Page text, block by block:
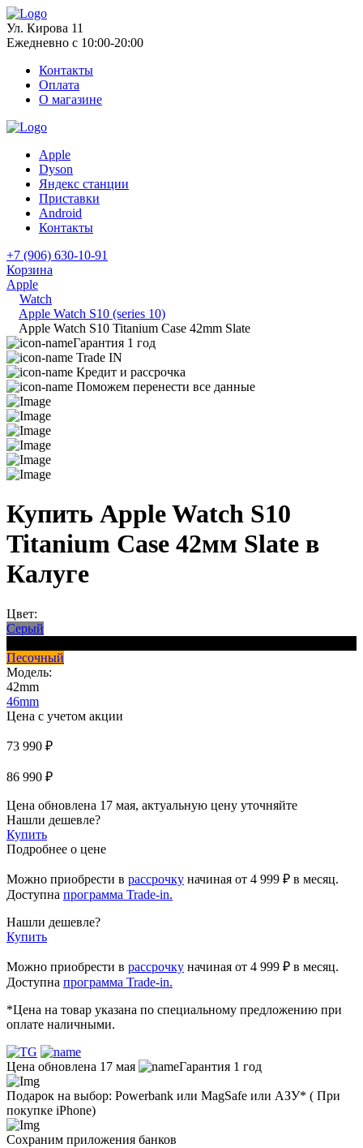
Ул. Кирова 11
Ежедневно с 10:00-20:00
Контакты
Оплата
О магазине
Apple
Dyson
Яндекс станции
Приставки
Android
Контакты
+7 (906) 630-10-91
Корзина
Apple
Watch
Apple Watch S10 (series 10)
Apple Watch S10 Titanium Case 42mm Slate
Гарантия 1 год
Trade IN
Кредит и рассрочка
Поможем перенести все данные
Купить Apple Watch S10
Titanium Case 42мм Slate в
Калуге
Цвет:
Серый
Песочный
Модель:
42mm
46mm
Цена с учетом акции
73 990 ₽
86 990 ₽
Цена обновлена 17 мая, актуальную цену уточняйте
Нашли дешевле?
Купить
Подробнее о цене
Можно приобрести в рассрочку начиная от 4 999 ₽ в месяц.
Доступна программа Trade-in.
Нашли дешевле?
Купить
Можно приобрести в рассрочку начиная от 4 999 ₽ в месяц.
Доступна программа Trade-in.
*Цена на товар указана по специальному предложению при
оплате наличными.
Цена обновлена 17 мая Гарантия 1 год
Подарок на выбор: Powerbank или MagSafe или AЗУ* ( При
покупке iPhone)
Сохраним приложения банков